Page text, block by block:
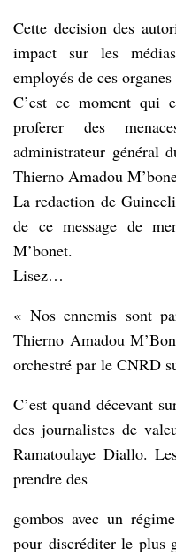
Cette decision des
impact sur les
employés de ces organes
C’est ce moment qui
proferer des
administrateur général
Thierno Amadou
La redaction de
de ce message de
M’bonet.
Lisez…
« Nos ennemis sont
Thierno Amadou
orchestré par le CNRD
C’est quand décevant
des journalistes de
Ramatoulaye Diallo.
prendre des
gombos avec un
pour discréditer le plus